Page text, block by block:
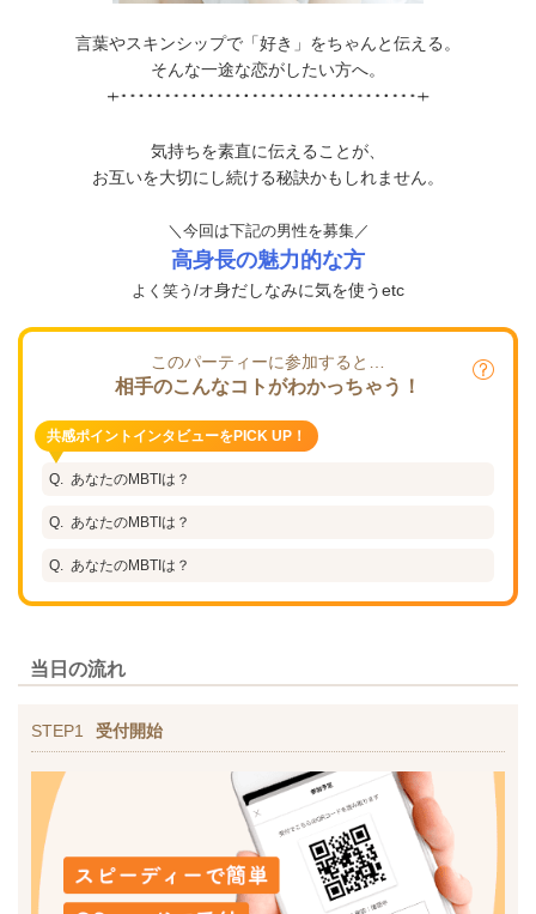
言葉やスキンシップで「好き」をちゃんと伝える。
そんな一途な恋がしたい方へ。
気持ちを素直に伝えることが、
お互いを大切にし続ける秘訣かもしれません。
＼今回は下記の男性を募集／
高身長の魅力的な方
よく笑う/オ身だしなみに気を使うetc
このパーティーに参加すると…
相手のこんなコトがわかっちゃう！
共感ポイントインタビューをPICK UP！
あなたのMBTIは？
あなたのMBTIは？
あなたのMBTIは？
当日の流れ
STEP1 受付開始